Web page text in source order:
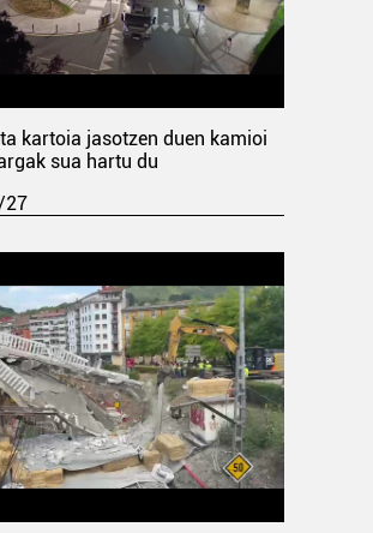
kartoia jasotzen duen kamioi
sua hartu du
27